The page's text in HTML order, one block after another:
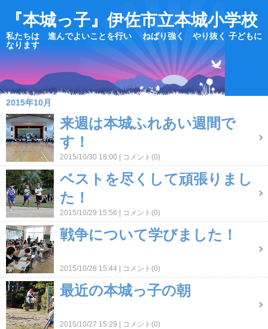
『本城っ子』伊佐市立本城小学校
私たちは 進んでよいことを行い ねばり強く やり抜く 子どもに
なります
2015年10月
来週は本城ふれあい週間で
す！
2015/10/30 18:00 コメント(0)
ベストを尽くして頑張りまし
た！
2015/10/29 15:56 コメント(0)
戦争について学びました！
2015/10/28 15:44 コメント(0)
最近の本城っ子の朝
2015/10/27 15:29 コメント(0)